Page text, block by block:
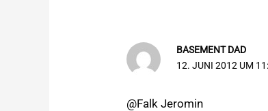
BASEMENT DAD
12. JUNI 2012 UM
@Falk Jeromin